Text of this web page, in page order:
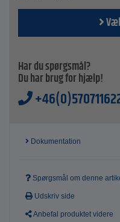
Tekniske data
Funktioner -
Emballage - sprøjte,
Pris pr. styk eller enhed
Har du spørgsmål?
Du har brug for hjælp!
Dokumentation
Spørgsmål om denne
Udskriv side
Anbefal produktet videre